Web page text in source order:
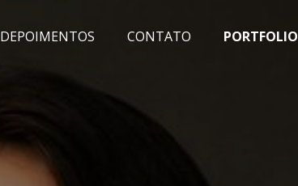
DEPOIMENTOS CONTATO PORTFOLIO